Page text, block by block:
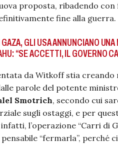
proposta, ribadendo
fine alla guerra.
GLI USA ANNUNCIANO
“SE ACCETTI, IL GOVERNO
da Witkoff stia
parole del potente
Smotrich, secondo cui
sugli ostaggi, e per
infatti, l’operazione “Carri
“fermarla”, perché